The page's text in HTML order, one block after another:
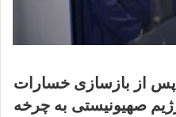
از بازسازی خسارات
صهیونیستی به چرخه